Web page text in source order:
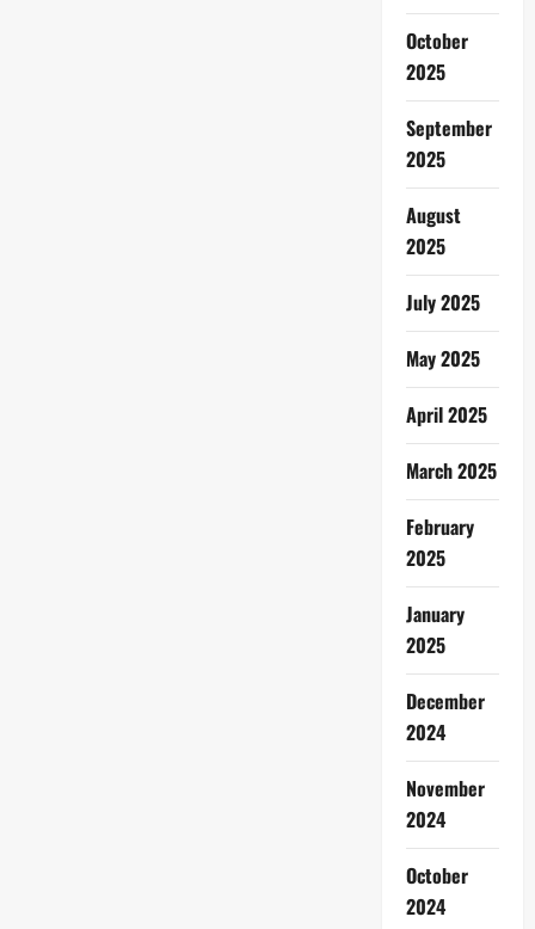
October
2025
September
2025
August
2025
July 2025
May 2025
April 2025
March 2025
February
2025
January
2025
December
2024
November
2024
October
2024